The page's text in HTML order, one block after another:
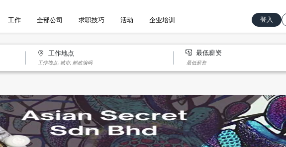
工作 全部公司 求职技巧 活动 企业培训 登入
工作地点 最低薪资